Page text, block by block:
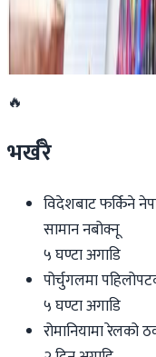
डार्विनमा
२०२६ जुन ११
🔥
भर्खरै
विदेशबाट फर्किने
सामान नबोक्नू
५ घण्टा अगाडि
पोर्चुगलमा
५ घण्टा अगाडि
रोमानियामा रेलको